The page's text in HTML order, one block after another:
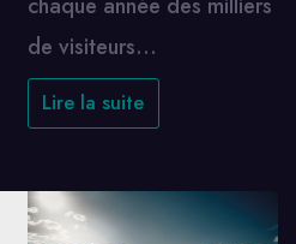
de visiteurs…
Lire la suite